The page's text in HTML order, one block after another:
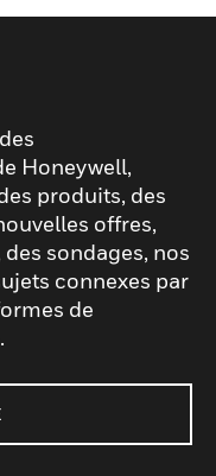
Honeywell,
produits, des
offres,
sondages, nos
connexes par
de